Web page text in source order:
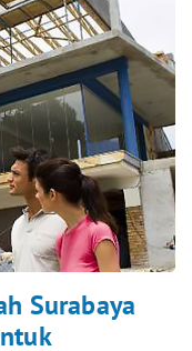
Surabaya